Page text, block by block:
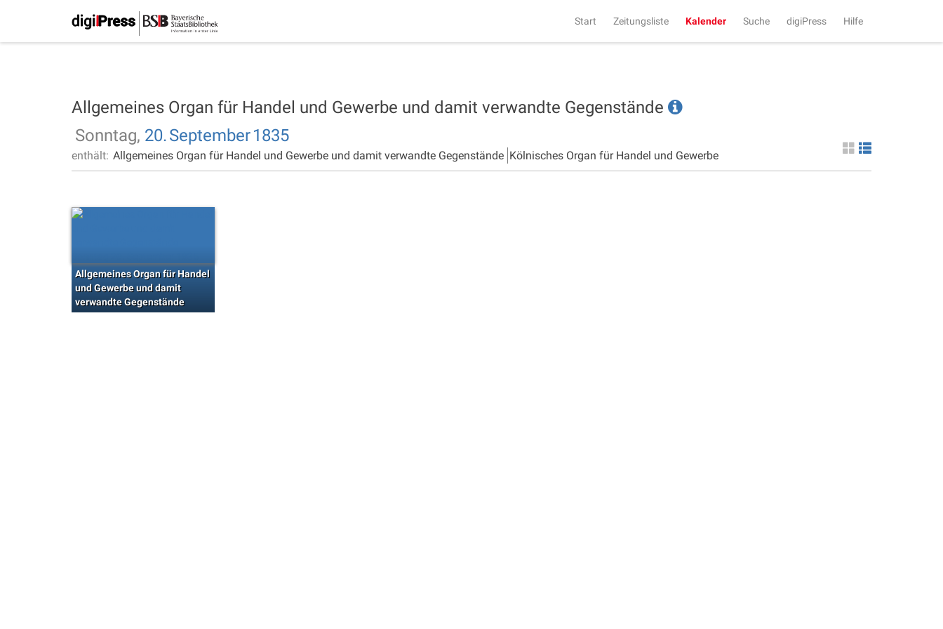
Start Zeitungsliste Kalender Suche digiPress Hilfe
Allgemeines Organ für Handel und Gewerbe und damit verwandte Gegenstände
Sonntag, 20.September1835
enthält: Allgemeines Organ für Handel und Gewerbe und damit verwandte Gegenstände Kölnisches Organ für Handel und Gewerbe
Allgemeines Organ für Handel
und Gewerbe und damit
verwandte Gegenstände